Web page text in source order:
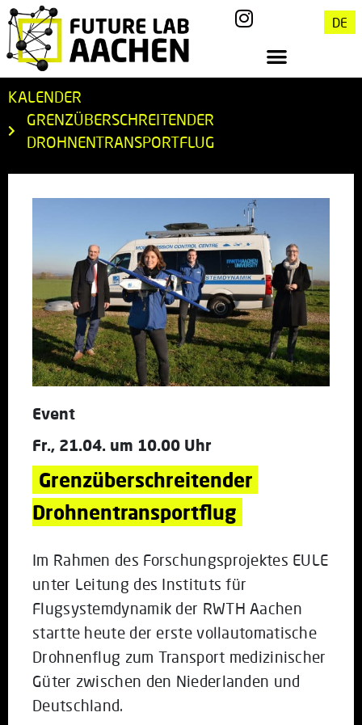
DE
KALENDER
GRENZÜBERSCHREITENDER
DROHNENTRANSPORTFLUG
Event
Fr., 21.04. um 10.00 Uhr
Grenzüberschreitender
Drohnentransportflug
Im Rahmen des Forschungsprojektes EULE
unter Leitung des Instituts für
Flugsystemdynamik der RWTH Aachen
startte heute der erste vollautomatische
Drohnenflug zum Transport medizinischer
Güter zwischen den Niederlanden und
Deutschland.